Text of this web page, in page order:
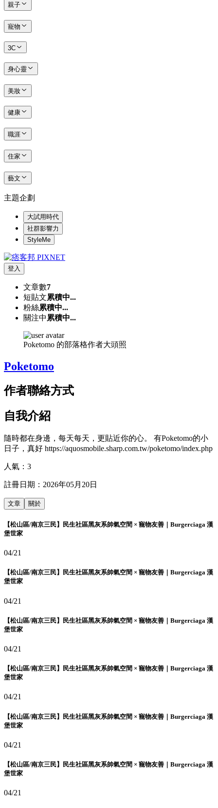
親子
寵物
3C
身心靈
美妝
健康
職涯
住家
藝文
主題企劃
大試用時代
社群影響力
StyleMe
登入
文章數7
短貼文累積中...
粉絲累積中...
關注中 累積中...
Poketomo 的部落格作者大頭照
Poketomo
作者聯絡方式
自我介紹
隨時都在身邊，每天每天，更貼近你的心。 有Poketomo的小
日子，真好 https://aquosmobile.sharp.com.tw/poketomo/index.php
人氣： 3
註冊日期： 2026年05月20日
文章 關於
【松山區/南京三民】民生社區黑灰系帥氣空間 × 寵物友善｜Burgerciaga 漢
堡世家
04/21
【松山區/南京三民】民生社區黑灰系帥氣空間 × 寵物友善｜Burgerciaga 漢
堡世家
04/21
【松山區/南京三民】民生社區黑灰系帥氣空間 × 寵物友善｜Burgerciaga 漢
堡世家
04/21
【松山區/南京三民】民生社區黑灰系帥氣空間 × 寵物友善｜Burgerciaga 漢
堡世家
04/21
【松山區/南京三民】民生社區黑灰系帥氣空間 × 寵物友善｜Burgerciaga 漢
堡世家
04/21
【松山區/南京三民】民生社區黑灰系帥氣空間 × 寵物友善｜Burgerciaga 漢
堡世家
04/21